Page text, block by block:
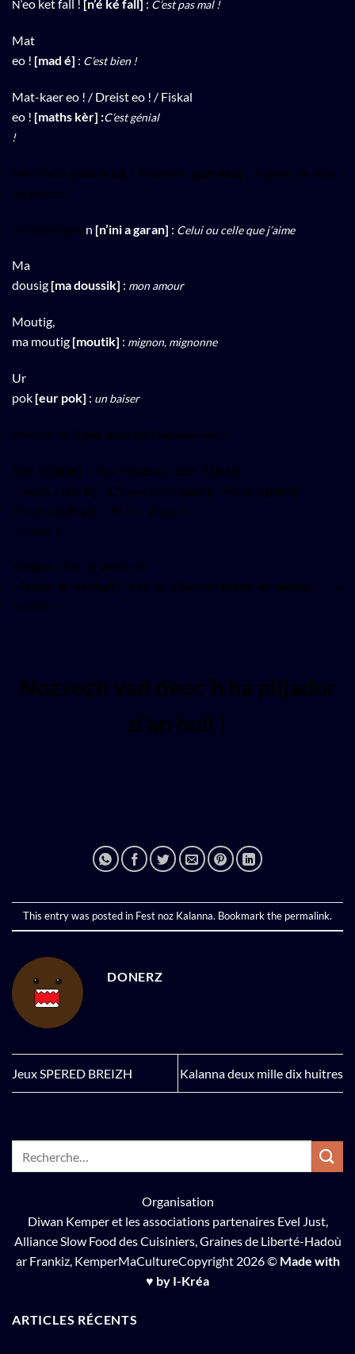
N‘eo ket fall ! [n’é ké fall] : C’est pas mal !
Mat
eo ! [mad é] : C’est bien !
Mat-kaer eo ! / Dreist eo ! / Fiskal
eo ! [maths kèr] :C’est génial
!
Merc’heta [merreta] / Paotreta [potréta] : draguer les filles /
les garçons
An hini a garan [n’ini a garan] : Celui ou celle que j’aime
Ma
dousig [ma doussik] : mon amour
Moutig,
ma moutig [moutik] : mignon, mignonne
Ur
pok [eur pok] : un baiser
Pok din ‘ta ! [pok dine ta] Embrasse-moi !
Dek 10 [dék] – Nav 9 [naou] – Eizh 8 [è-iz]
– Seizh 7 [sé-iz] – C’hwec’h 6 [rouer] – Pemp 5 [pèm] –
Pevar 4 [pévar] – Tri 3 –
Daou 2
– Unan 1
Kenavo ! Ken ar wech-all
! [kène ar véchal] / Ken ar c’hentañ [kène ar henta] ! : A
bientôt !
Nozvezh vad deoc’h ha plijadur
d’an holl !
This entry was posted in Fest noz Kalanna. Bookmark the permalink.
DONERZ
Jeux SPERED BREIZH Kalanna deux mille dix huitres
Organisation
Diwan Kemperet les associations partenaires Evel Just,
Alliance Slow Food des Cuisiniers,Graines de Liberté-Hadoù
ar Frankiz, KemperMaCultureCopyright 2026 © Made with
♥ by I-Kréa
ARTICLES RÉCENTS